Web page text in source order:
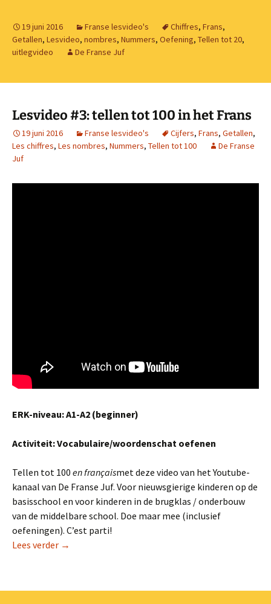
19 juni 2016 Franse lesvideo's Chiffres, Frans,
Getallen, Lesvideo, nombres, Nummers, Oefening, Tellen tot 20,
uitlegvideo
De Franse Juf
Lesvideo #3: tellen tot 100 in het Frans
19 juni 2016 Franse lesvideo's Cijfers, Frans, Getallen,
Les chiffres, Les nombres, Nummers, Tellen tot 100
De Franse
Juf
ERK-niveau: A1-A2 (beginner)
Activiteit: Vocabulaire/woordenschat oefenen
Tellen tot 100 en françaismet deze video van het Youtube-
kanaal van De Franse Juf. Voor nieuwsgierige kinderen op de
basisschool en voor kinderen in de brugklas / onderbouw
van de middelbare school. Doe maar mee (inclusief
oefeningen). C’est parti!
Lees verder Lesvideo #3: tellen tot 100 in het Frans
→